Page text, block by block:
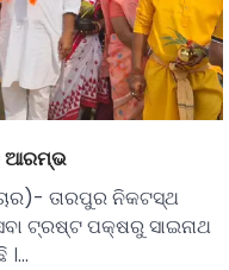
ଆରମ୍ଭ
ତାରପୁର ନିକଟସ୍ଥ
ଟ୍ରଷ୍ଟ ପକ୍ଷରୁ ସାଇନାଥ